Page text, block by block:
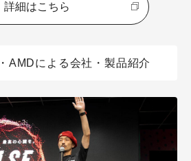
詳細はこちら
AMDによる会社・製品紹介